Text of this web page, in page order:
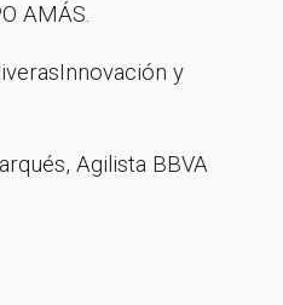
AMÁS.
y
Agilista BBVA